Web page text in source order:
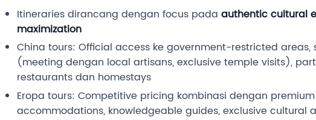
Itineraries dirancang dengan focus pada authentic cultural
maximization
China tours: Official access ke government-restricted
(meeting dengan local artisans, exclusive temple visits),
restaurants dan homestays
Eropa tours: Competitive pricing kombinasi dengan
accommodations, knowledgeable guides, exclusive cultural